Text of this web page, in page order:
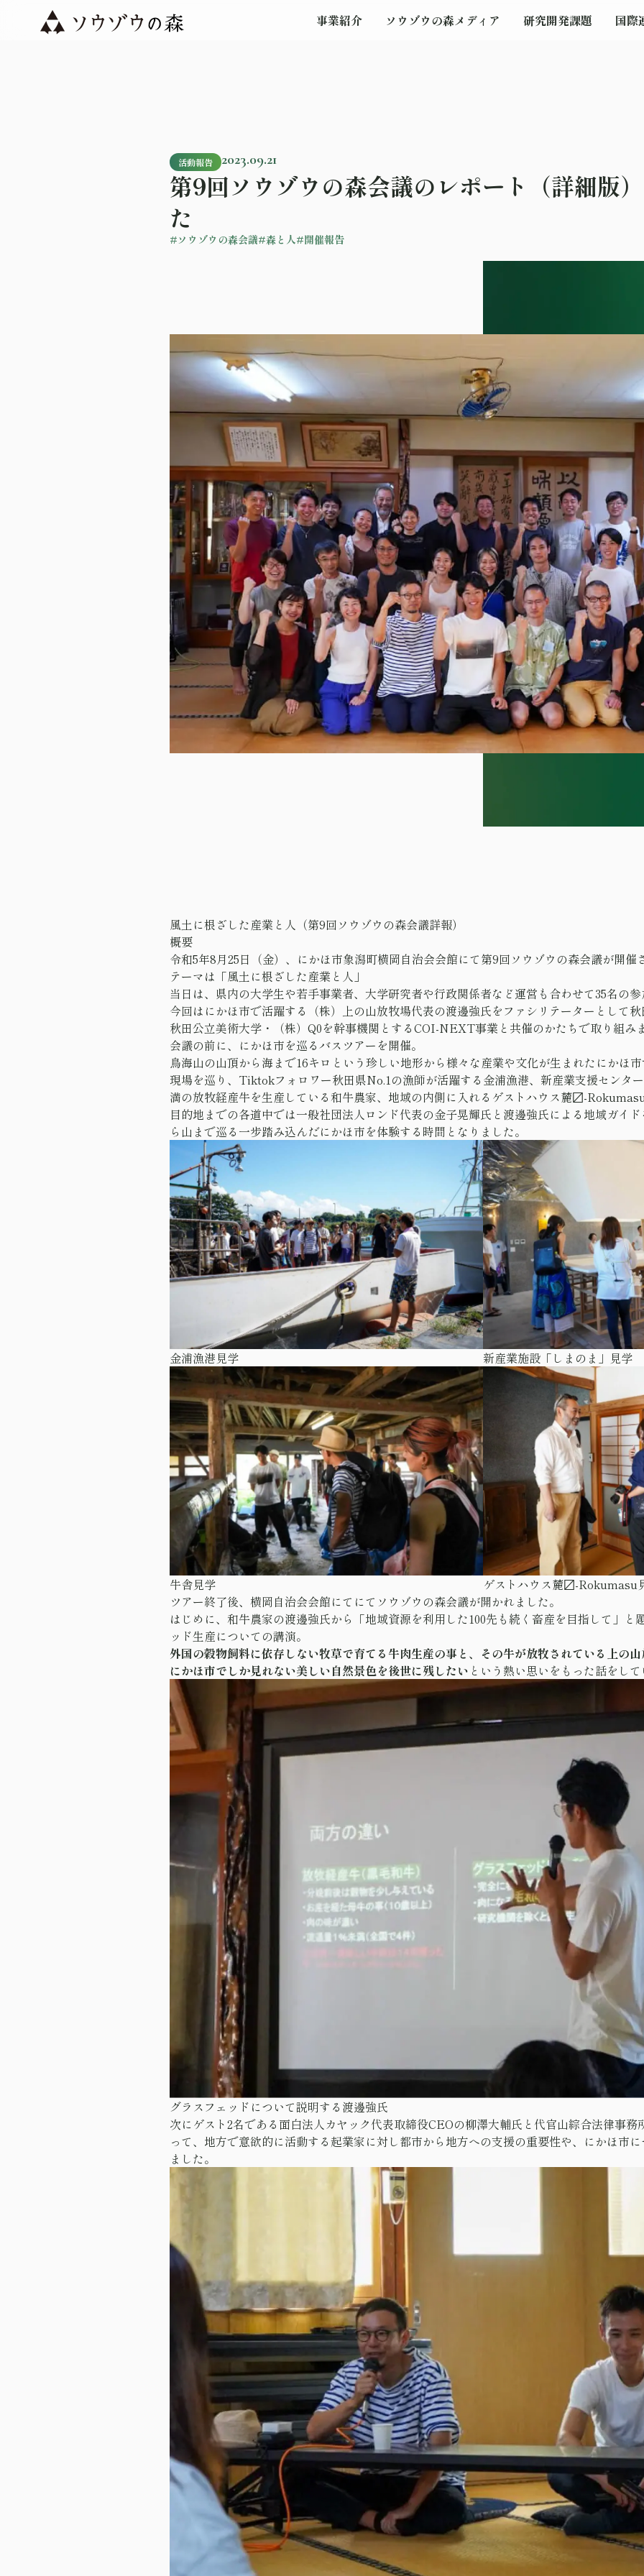
事業紹介 ソウゾウの森メディア 研究開発課題 国際
活動報告 2023.09.21
第9回ソウゾウの森会議のレポート（詳細版
た
#ソウゾウの森会議#森と人#開催報告
風土に根ざした産業と人（第9回ソウゾウの森会議詳報）
概要
令和5年8月25日（金）、にかほ市象潟町横岡自治会会館にて第9回ソウゾウの森会議が開催
テーマは「風土に根ざした産業と人」
当日は、県内の大学生や若手事業者、大学研究者や行政関係者など運営も合わせて35名の
今回はにかほ市で活躍する（株）上の山放牧場代表の渡邊強氏をファシリテーターとして
秋田公立美術大学・（株）Q0を幹事機関とするCOI-NEXT事業と共催のかたちで取り組み
会議の前に、にかほ市を巡るバスツアーを開催。
鳥海山の山頂から海まで16キロという珍しい地形から様々な産業や文化が生まれたにかほ
現場を巡り、Tiktokフォロワー秋田県No.1の漁師が活躍する金浦漁港、新産業支援センタ
満の放牧経産牛を生産している和牛農家、地域の内側に入れるゲストハウス麓〼-
目的地までの各道中では一般社団法人ロンド代表の金子晃輝氏と渡邊強氏による地域ガイ
ら山まで巡る一步踏み込んだにかほ市を体験する時間となりました。
金浦漁港見学
牛舎見学
新産業施設「しまのま」見学
ゲストハウス麓〼-Rokumasu
ツアー終了後、横岡自治会会館にてにてソウゾウの森会議が開かれました。
はじめに、和牛農家の渡邊強氏から「地域資源を利用した100先も続く畜産を目指して」と
ッド生産についての講演。
外国の穀物飼料に依存しない牧草で育てる牛肉生産の事と、その牛が放牧されている上の
にかほ市でしか見れない美しい自然景色を後世に残したい という熱い思いをもった話をし
グラスフェッドについて説明する渡邊強氏
次にゲスト2名である面白法人カヤック代表取締役CEOの柳澤大輔氏と代官山綜合法律事
って、地方で意欲的に活動する起業家に対し都市から地方への支援の重要性や、にかほ市
ました。